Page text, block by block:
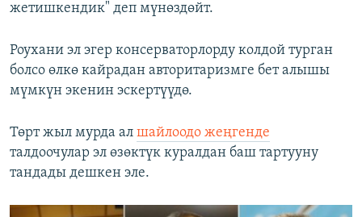
жетишкендик" деп мүнөздөйт.
Роухани эл эгер консерваторлорду колдой турган
болсо өлкө кайрадан авторитаризмге бет алышы
мүмкүн экенин эскертүүдө.
Төрт жыл мурда ал шайлоодо жеңгенде
талдоочулар эл өзөктүк куралдан баш тартууну
тандады дешкен эле.